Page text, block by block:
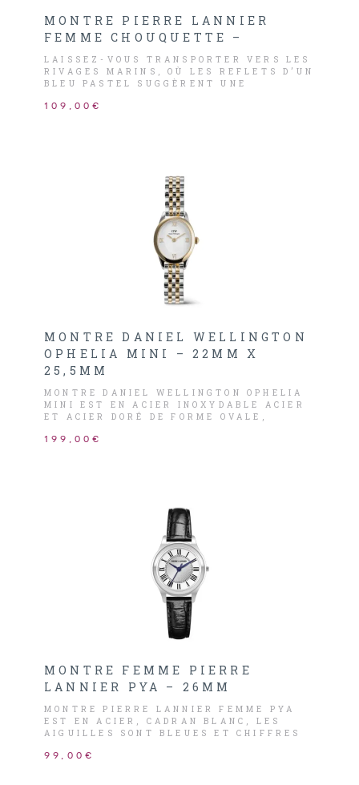
MONTRE PIERRE LANNIER
FEMME CHOUQUETTE –
LAISSEZ-VOUS TRANSPORTER VERS LES
RIVAGES MARINS, OÙ LES REFLETS D’UN
BLEU PASTEL SUGGÈRENT UNE
109,00€
MONTRE DANIEL WELLINGTON
OPHELIA MINI – 22MM X
25,5MM
MONTRE DANIEL WELLINGTON OPHELIA
MINI EST EN ACIER INOXYDABLE ACIER
ET ACIER DORÉ DE FORME OVALE,
INDEX CHIFFRES ROMAINS (12H-3H-6H-
199,00€
MONTRE FEMME PIERRE
LANNIER PYA – 26MM
MONTRE PIERRE LANNIER FEMME PYA
EST EN ACIER, CADRAN BLANC, LES
AIGUILLES SONT BLEUES ET CHIFFRES
99,00€